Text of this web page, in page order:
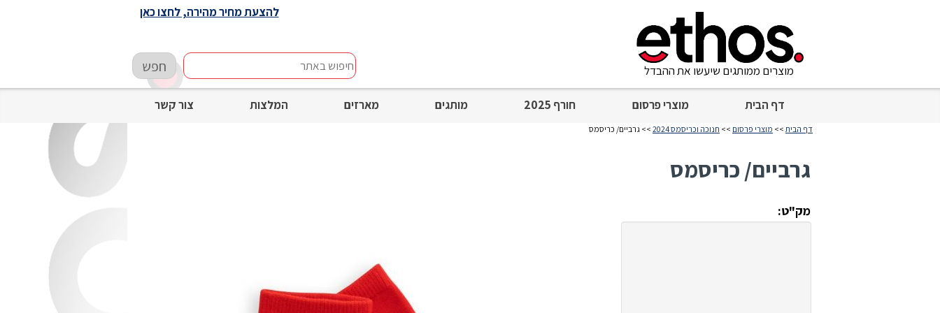
דף הבית מוצרי פרסום חורף 2025 מותגים מארזים המלצות צור קשר
חיפוש
באתר
חפש מוצרים ממותגים שיעשו את ההבדל
להצעת מחיר מהירה, לחצו כאן
דף הבית >> מוצרי פרסום >> חנוכה וכריסמס 2024 >> גרביים/ כריסמס
גרביים/ כריסמס
מק"ט: